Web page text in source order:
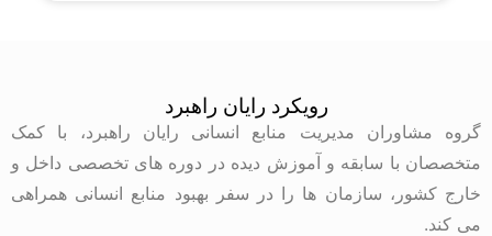
رویکرد رایان راهبرد
گروه مشاوران مدیریت منابع انسانی رایان راهبرد، با کمک
متخصصان با سابقه و آموزش دیده در دوره های تخصصی داخل و
خارج کشور، سازمان ها را در سفر بهبود منابع انسانی همراهی
می کند.